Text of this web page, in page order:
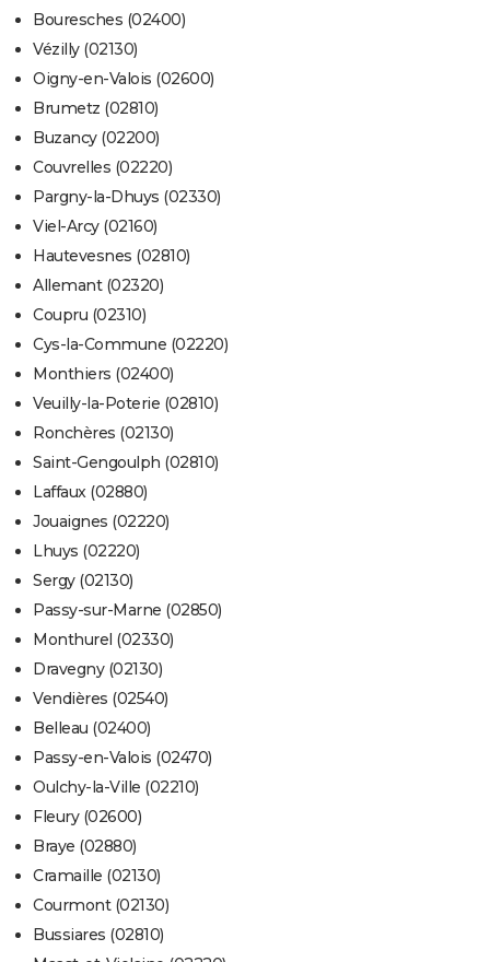
Bouresches (02400)
Vézilly (02130)
Oigny-en-Valois (02600)
Brumetz (02810)
Buzancy (02200)
Couvrelles (02220)
Pargny-la-Dhuys (02330)
Viel-Arcy (02160)
Hautevesnes (02810)
Allemant (02320)
Coupru (02310)
Cys-la-Commune (02220)
Monthiers (02400)
Veuilly-la-Poterie (02810)
Ronchères (02130)
Saint-Gengoulph (02810)
Laffaux (02880)
Jouaignes (02220)
Lhuys (02220)
Sergy (02130)
Passy-sur-Marne (02850)
Monthurel (02330)
Dravegny (02130)
Vendières (02540)
Belleau (02400)
Passy-en-Valois (02470)
Oulchy-la-Ville (02210)
Fleury (02600)
Braye (02880)
Cramaille (02130)
Courmont (02130)
Bussiares (02810)